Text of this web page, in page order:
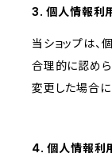
3. 個人情報利
当ショップは、
合理的に認めら
変更した場合
4. 個人情報利